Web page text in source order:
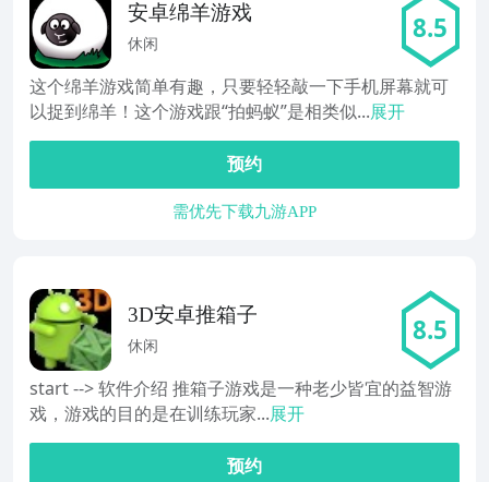
安卓绵羊游戏
休闲 8.5
这个绵羊游戏简单有趣，只要轻轻敲一下手机屏幕就可
以捉到绵羊！这个游戏跟“拍蚂蚁”是相类似...展开
预约
需优先下载九游APP
3D安卓推箱子
休闲 8.5
start --> 软件介绍 推箱子游戏是一种老少皆宜的益智游
戏，游戏的目的是在训练玩家...展开
预约